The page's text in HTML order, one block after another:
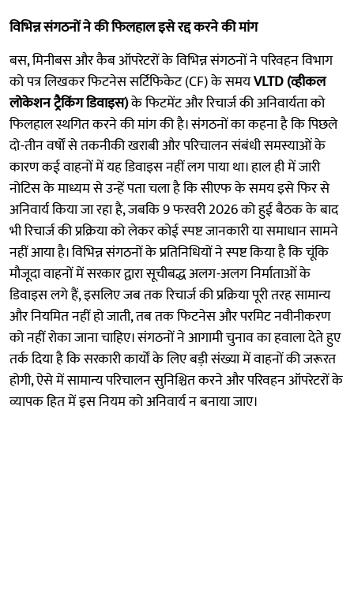
विभिन्न संगठनों ने की फिलहाल इसे रद्द करने की मांग
बस, मिनीबस और कैब ऑपरेटरों के विभिन्न संगठनों ने परिवहन विभाग
को पत्र लिखकर फिटनेस सर्टिफिकेट (CF) के समयVLTD (व्हीकल
लोकेशन ट्रैकिंग डिवाइस)के फिटमेंट और रिचार्ज की अनिवार्यता को
फिलहाल स्थगित करने की मांग की है। संगठनों का कहना है कि पिछले
दो-तीन वर्षों से तकनीकी खराबी और परिचालन संबंधी समस्याओं के
कारण कई वाहनों में यह डिवाइस नहीं लग पाया था। हाल ही में जारी
नोटिस के माध्यम से उन्हें पता चला है कि सीएफ के समय इसे फिर से
अनिवार्य किया जा रहा है, जबकि 9 फरवरी 2026 को हुई बैठक के बाद
भी रिचार्ज की प्रक्रिया को लेकर कोई स्पष्ट जानकारी या समाधान सामने
नहीं आया है। विभिन्न संगठनों के प्रतिनिधियों ने स्पष्ट किया है कि चूंकि
मौजूदा वाहनों में सरकार द्वारा सूचीबद्ध अलग-अलग निर्माताओं के
डिवाइस लगे हैं, इसलिए जब तक रिचार्ज की प्रक्रिया पूरी तरह सामान्य
और नियमित नहीं हो जाती, तब तक फिटनेस और परमिट नवीनीकरण
को नहीं रोका जाना चाहिए। संगठनों ने आगामी चुनाव का हवाला देते हुए
तर्क दिया है कि सरकारी कार्यों के लिए बड़ी संख्या में वाहनों की जरूरत
होगी, ऐसे में सामान्य परिचालन सुनिश्चित करने और परिवहन ऑपरेटरों के
व्यापक हित में इस नियम को अनिवार्य न बनाया जाए।